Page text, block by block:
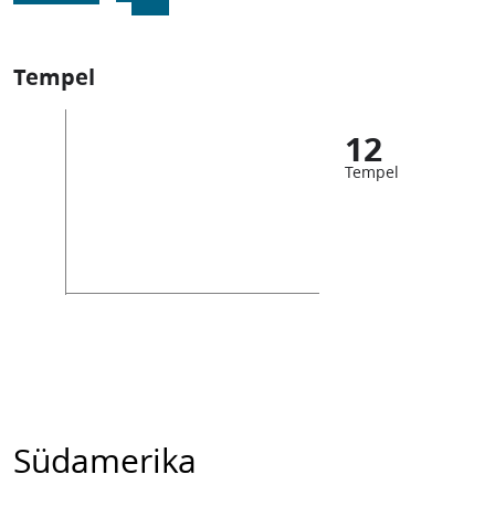
Tempel
12
Tempel
Südamerika